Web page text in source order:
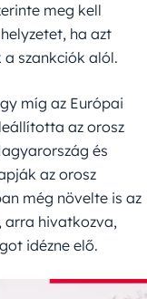
meg kell
ha azt
szankciók alól.
míg az Európai
az orosz
és
az orosz
még növelte is az
arra hivatkozva,
idézne elő.